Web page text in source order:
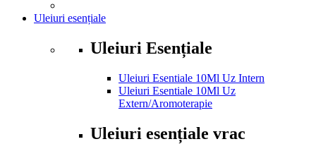
Uleiuri esențiale
Uleiuri Esențiale
Uleiuri Esentiale 10Ml Uz Intern
Uleiuri Esentiale 10Ml Uz
Extern/Aromoterapie
Uleiuri esențiale vrac